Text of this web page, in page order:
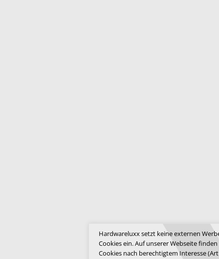
Hardwareluxx setzt keine externen
Cookies ein. Auf unserer Webseite
Cookies nach berechtigtem Interesse